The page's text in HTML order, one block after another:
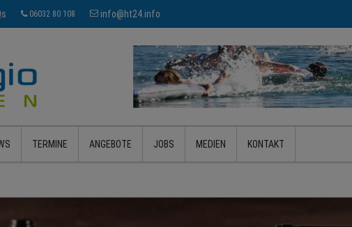
06032 80 108 info@ht24.info
TERMINE ANGEBOTE JOBS MEDIEN KONTAKT